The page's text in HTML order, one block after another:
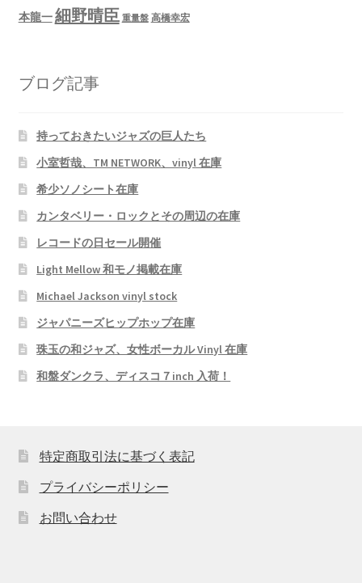
本龍一細野晴臣 重量盤 高橋幸宏
ブログ記事
持っておきたいジャズの巨人たち
小室哲哉、TM NETWORK、vinyl 在庫
希少ソノシート在庫
カンタベリー・ロックとその周辺の在庫
レコードの日セール開催
Light Mellow 和モノ掲載在庫
Michael Jackson vinyl stock
ジャパニーズヒップホップ在庫
珠玉の和ジャズ、女性ボーカル Vinyl 在庫
和盤ダンクラ、ディスコ７inch 入荷！
特定商取引法に基づく表記
プライバシーポリシー
お問い合わせ